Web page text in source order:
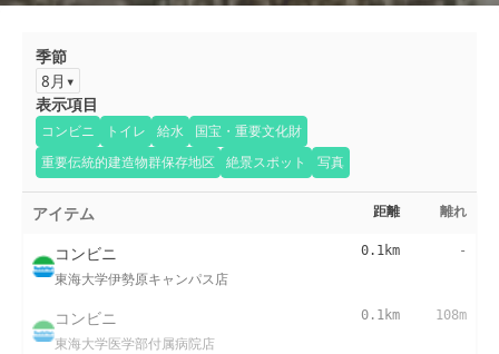
季節
8月
表示項目
コンビニ トイレ 給水
国宝・重要文化財
重要伝統的建造物群保存地区
絶景スポット 写真
アイテム 距離 離れ
コンビニ
東海大学伊勢原キャンパス店
0.1km -
コンビニ
東海大学医学部付属病院店
0.1km 108m